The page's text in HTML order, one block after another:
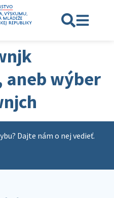
aneb wýber
Dajte nám o nej vedieť.